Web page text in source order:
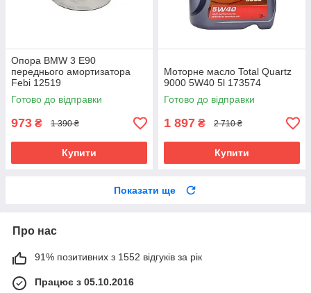
Опора BMW 3 E90
переднього амортизатора
Febi 12519
Готово до відправки
973 ₴ 1 390 ₴
Купити
Моторне масло Total Quartz
9000 5W40 5l 173574
Готово до відправки
1 897 ₴ 2 710 ₴
Купити
Показати ще
Про нас
91% позитивних з 1552 відгуків за рік
Працює з 05.10.2016